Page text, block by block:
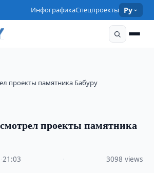
ИнфографикаСпецпроекты Ру
проекты памятника Бабуру
проекты памятника
·21:03 3098 views